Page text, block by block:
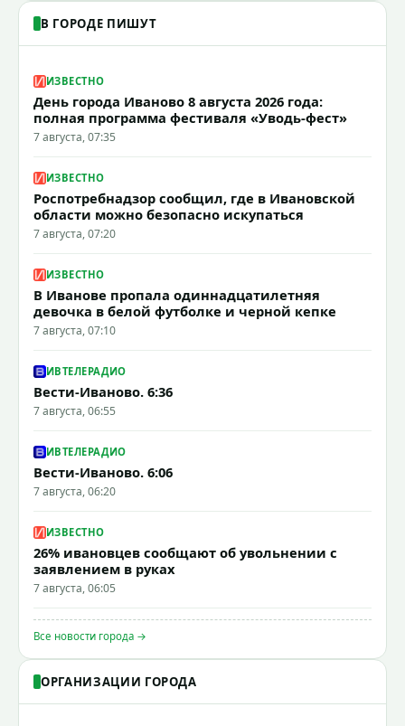
В ГОРОДЕ ПИШУТ
ИЗВЕСТНО
День города Иваново 8 августа 2026 года:
полная программа фестиваля «Уводь-фест»
7 августа, 07:35
ИЗВЕСТНО
Роспотребнадзор сообщил, где в Ивановской
области можно безопасно искупаться
7 августа, 07:20
ИЗВЕСТНО
В Иванове пропала одиннадцатилетняя
девочка в белой футболке и черной кепке
7 августа, 07:10
ИВТЕЛЕРАДИО
Вести-Иваново. 6:36
7 августа, 06:55
ИВТЕЛЕРАДИО
Вести-Иваново. 6:06
7 августа, 06:20
ИЗВЕСТНО
26% ивановцев сообщают об увольнении с
заявлением в руках
7 августа, 06:05
Все новости города →
ОРГАНИЗАЦИИ ГОРОДА